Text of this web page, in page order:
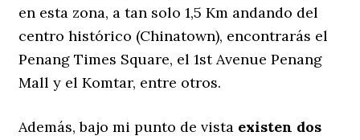
en esta zona, a tan solo 1,5 Km andando del
centro histórico (Chinatown), encontrarás el
Penang Times Square, el 1st Avenue Penang
Mall y el Komtar, entre otros.
Además, bajo mi punto de vista existen dos